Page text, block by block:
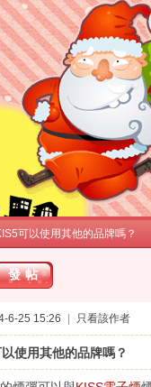
可以使用其他的品牌嗎？
發帖
6-25 15:26 只看該作者
使用其他的品牌嗎？